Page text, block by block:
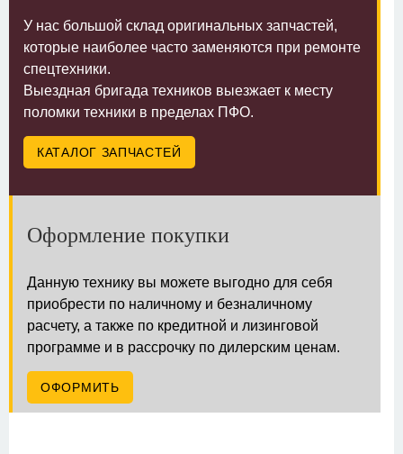
У нас большой склад оригинальных запчастей,
которые наиболее часто заменяются при ремонте
спецтехники.
Выездная бригада техников выезжает к месту
поломки техники в пределах ПФО.
КАТАЛОГ ЗАПЧАСТЕЙ
Оформление покупки
Данную технику вы можете выгодно для себя
приобрести по наличному и безналичному
расчету, а также по кредитной и лизинговой
программе и в рассрочку по дилерским ценам.
ОФОРМИТЬ